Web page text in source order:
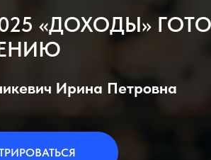
«ДОХОДЫ»
Ирина Петровна